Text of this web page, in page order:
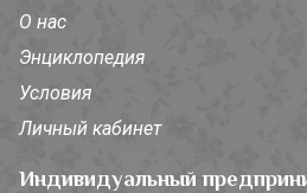
О нас
Энциклопедия
Условия
Личный кабинет
Индивидуальный